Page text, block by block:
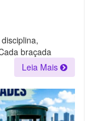
braçada
Leia Mais